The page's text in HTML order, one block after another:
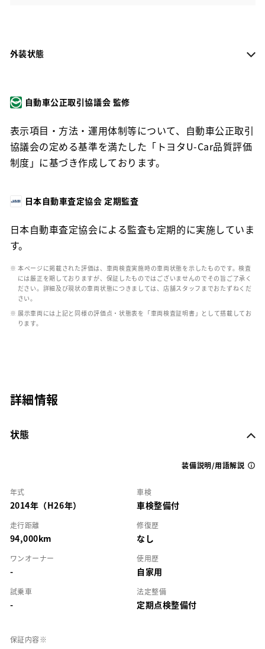
外装状態
自動車公正取引協議会 監修
表示項目・方法・運用体制等について、自動車公正取引
協議会の定める基準を満たした「トヨタU-Car品質評価
制度」に基づき作成しております。
日本自動車査定協会 定期監査
日本自動車査定協会による監査も定期的に実施していま
す。
※ 本ページに掲載された評価は、車両検査実施時の車両状態を示したものです。検査
には厳正を期しておりますが、保証したものではございませんのでその旨ご了承く
ださい。詳細及び現状の車両状態につきましては、店舗スタッフまでおたずねくだ
さい。
※ 展示車両には上記と同様の評価点・状態表を「車両検査証明書」として搭載してお
ります。
詳細情報
状態
装備説明/用語解説
年式
2014年（H26年）
車検
車検整備付
走行距離
94,000km
修復歴
なし
ワンオーナー
-
使用歴
自家用
試乗車
-
法定整備
定期点検整備付
保証内容※